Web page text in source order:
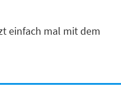
einfach mal mit dem